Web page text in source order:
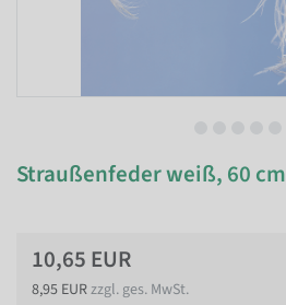
Straußenfeder weiß, 60 cm
10,65 EUR
8,95 EURzzgl. ges. MwSt.